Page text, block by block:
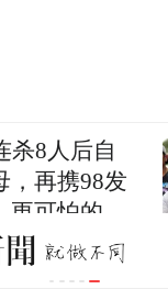
速递：存储芯片、光通
，闪迪、西部数据涨
涨近5%；纳
杀8人后自
，再携98发
可怕的细